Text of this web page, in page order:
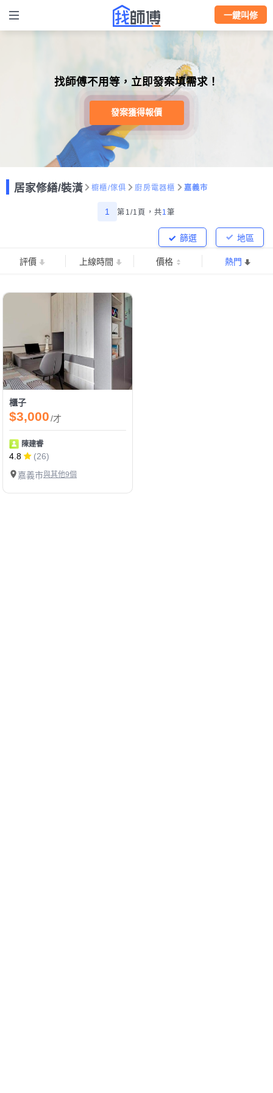
一鍵叫修
找師傅不用等，立即發案填需求！
發案獲得報價
居家修繕/裝潢 櫥櫃/傢俱 廚房電器櫃 嘉義市
1 第1/1頁， 共1筆
地區
篩選
評價 上線時間 價格 熱門
櫃子
$3,000/才
陳建睿
4.8
(26)
嘉義市與其他9個